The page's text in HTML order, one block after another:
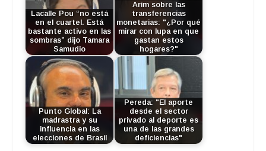
Lacalle Pou “no está
en el cuartel. Está
bastante activo en las
sombras” dijo Tamara
Samudio
Arim sobre las
transferencias
monetarias: "¿Por qué
mirar con lupa en que
gastan estos
hogares?"
Punto Global: La
madrastra y su
influencia en las
elecciones de Brasil
Pereda: "El aporte
desde el sector
privado al deporte es
una de las grandes
deficiencias"